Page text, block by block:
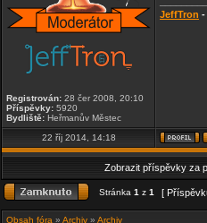
Registrován: 28 čer 2008, 20:10
Příspěvky: 5920
Bydliště: Heřmanův Městec
JeffTron -
22 říj 2014, 14:18
Zobrazit příspěvky za
Stránka 1 z 1 [
Obsah fóra » Archiv » Archiv